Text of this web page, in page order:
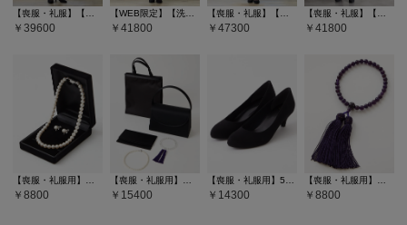
39600 41800 47300 41800
8800 15400 14300 8800